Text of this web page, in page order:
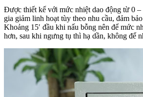
Được thiết kế với mức nhiệt dao động từ 0 –
gia giảm linh hoạt tùy theo nhu cầu, đảm
Khoảng 15′ đầu khi nấu bỗng nên để mức
hơn, sau khi ngưng tụ thì hạ dần, không để